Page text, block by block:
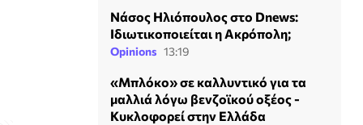
Νάσος Ηλιόπουλος στο Dnews:
Ιδιωτικοποιείται η Ακρόπολη;
Opinions 13:19
«Μπλόκο» σε καλλυντικό για τα
μαλλιά λόγω βενζοϊκού οξέος -
Κυκλοφορεί στην Ελλάδα